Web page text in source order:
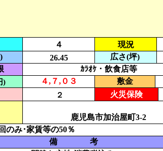
４ 現況
26.45 広さ(坪)
ｶﾗｵｹ・飲食店等
) ４,７,０３ 敷金
２ 火災保険
鹿児島市加治屋町3-2
のみ･家賃等の50％
備 考